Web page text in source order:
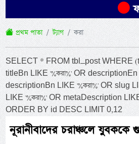
প্রথম পাতা ট্যাগ করা
SELECT * FROM tbl_post WHERE
titleBn LIKE '%করা%' OR descriptionEn
descriptionBn LIKE '%করা%' OR slug
LIKE '%করা%' OR metaDescription
ORDER BY id DESC LIMIT 0,12
নূরানীবাদের চরাঞ্চলে যুবককে